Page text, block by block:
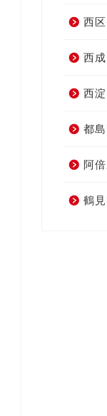
西区
西
西
都
阿
鶴